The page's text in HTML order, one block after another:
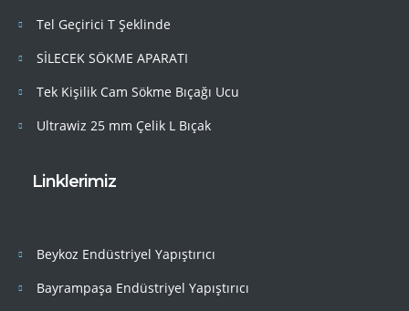
Tel Geçirici T Şeklinde
SİLECEK SÖKME APARATI
Tek Kişilik Cam Sökme Bıçağı Ucu
Ultrawiz 25 mm Çelik L Bıçak
Linklerimiz
Beykoz Endüstriyel Yapıştırıcı
Bayrampaşa Endüstriyel Yapıştırıcı